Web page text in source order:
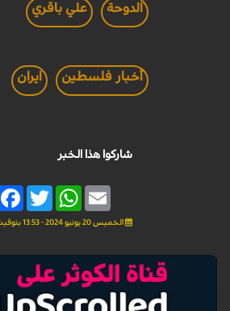
الدوحة علي باقري
أخبار فلسطين ايران
شاركوا هذا الخبر
Twitter
WhatsAppEmail
الخميس 20 يونيو 2024 - 13:53 بتوقيت غرينتش